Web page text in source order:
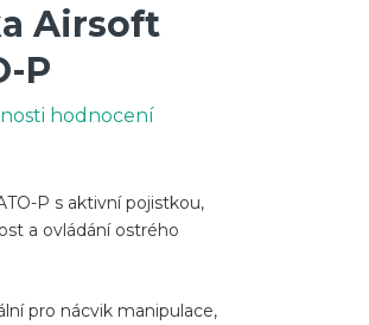
Airsoft
P
hodnocení
P s aktivní pojistkou,
a ovládání ostrého
pro nácvik manipulace,